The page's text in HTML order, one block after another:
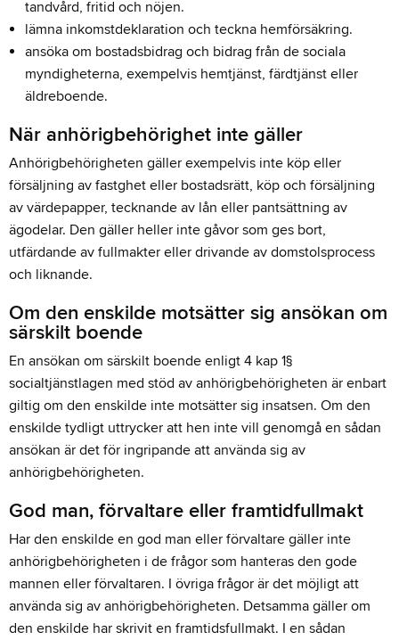
tandvård, fritid och nöjen.
lämna inkomstdeklaration och teckna hemförsäkring.
ansöka om bostadsbidrag och bidrag från de sociala
myndigheterna, exempelvis hemtjänst, färdtjänst eller
äldreboende.
När anhörigbehörighet inte gäller
Anhörigbehörigheten gäller exempelvis inte köp eller
försäljning av fastghet eller bostadsrätt, köp och försäljning
av värdepapper, tecknande av lån eller pantsättning av
ägodelar. Den gäller heller inte gåvor som ges bort,
utfärdande av fullmakter eller drivande av domstolsprocess
och liknande.
Om den enskilde motsätter sig ansökan om
särskilt boende
En ansökan om särskilt boende enligt 4 kap 1§
socialtjänstlagen med stöd av anhörigbehörigheten är enbart
giltig om den enskilde inte motsätter sig insatsen. Om den
enskilde tydligt uttrycker att hen inte vill genomgå en sådan
ansökan är det för ingripande att använda sig av
anhörigbehörigheten.
God man, förvaltare eller framtidfullmakt
Har den enskilde en god man eller förvaltare gäller inte
anhörigbehörigheten i de frågor som hanteras den gode
mannen eller förvaltaren. I övriga frågor är det möjligt att
använda sig av anhörigbehörigheten. Detsamma gäller om
den enskilde har skrivit en framtidsfullmakt. I en sådan